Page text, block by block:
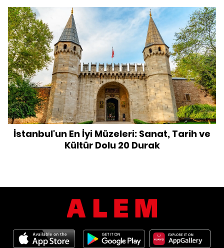
İstanbul'un En İyi Müzeleri: Sanat, Tarih ve
Kültür Dolu 20 Durak